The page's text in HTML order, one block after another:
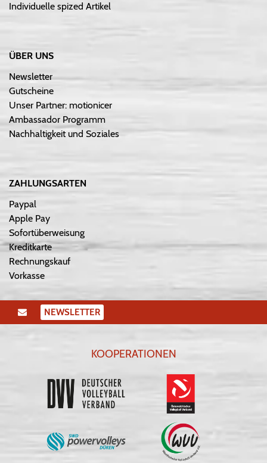
Individuelle spized Artikel
ÜBER UNS
Newsletter
Gutscheine
Unser Partner: motionicer
Ambassador Programm
Nachhaltigkeit und Soziales
ZAHLUNGSARTEN
Paypal
Apple Pay
Sofortüberweisung
Kreditkarte
Rechnungskauf
Vorkasse
NEWSLETTER
KOOPERATIONEN